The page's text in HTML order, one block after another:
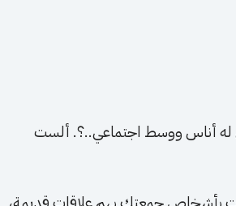
له أناس ووسط اجتماعي..؟. ألست